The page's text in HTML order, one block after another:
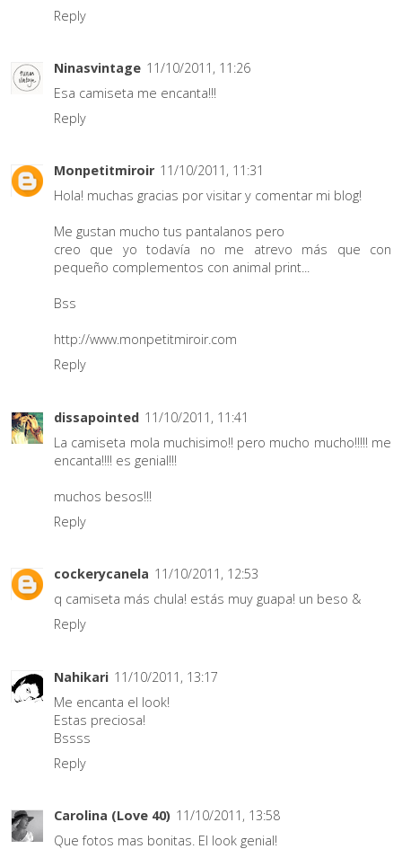
Reply
Ninasvintage 11/10/2011, 11:26
Esa camiseta me encanta!!!
Reply
Monpetitmiroir 11/10/2011, 11:31
Hola! muchas gracias por visitar y comentar mi blog!
Me gustan mucho tus pantalanos pero
creo que yo todavía no me atrevo más que con
pequeño complementos con animal print...
Bss
http://www.monpetitmiroir.com
Reply
dissapointed 11/10/2011, 11:41
La camiseta mola muchisimo!! pero mucho mucho!!!!! me
encanta!!!! es genial!!!
muchos besos!!!
Reply
cockerycanela 11/10/2011, 12:53
q camiseta más chula! estás muy guapa! un beso &
Reply
Nahikari 11/10/2011, 13:17
Me encanta el look!
Estas preciosa!
Bssss
Reply
Carolina (Love 40) 11/10/2011, 13:58
Que fotos mas bonitas. El look genial!